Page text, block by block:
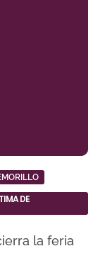
DE